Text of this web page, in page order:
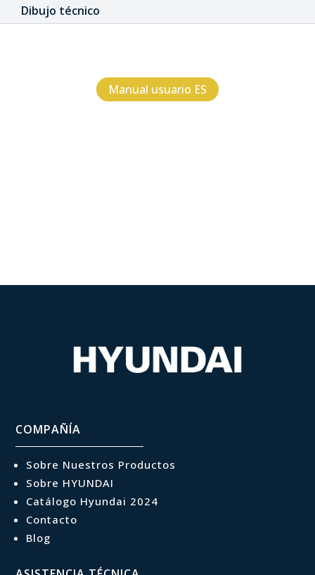
Dibujo técnico
Manual usuario ES
COMPAÑÍA
Sobre Nuestros Productos
Sobre HYUNDAI
Catálogo Hyundai 2024
Contacto
Blog